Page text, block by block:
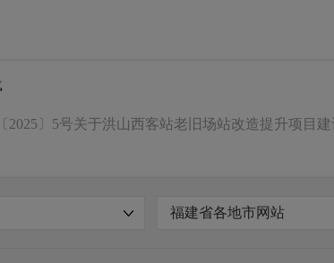
2025〕5号关于洪山西客站老旧场站改造提升项目
福建省各地市网站